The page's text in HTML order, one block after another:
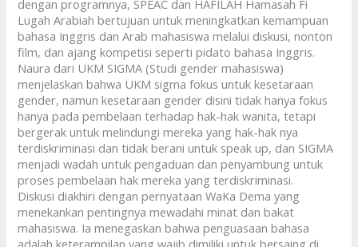
dengan programnya, SPEAC dan HAFILAH Hamasah Fi
Lugah Arabiah bertujuan untuk meningkatkan kemampuan
bahasa Inggris dan Arab mahasiswa melalui diskusi, nonton
film, dan ajang kompetisi seperti pidato bahasa Inggris.
Naura dari UKM SIGMA (Studi gender mahasiswa)
menjelaskan bahwa UKM sigma fokus untuk kesetaraan
gender, namun kesetaraan gender disini tidak hanya fokus
hanya pada pembelaan terhadap hak-hak wanita, tetapi
bergerak untuk melindungi mereka yang hak-hak nya
terdiskriminasi dan tidak berani untuk speak up, dan SIGMA
menjadi wadah untuk pengaduan dan penyambung untuk
proses pembelaan hak mereka yang terdiskriminasi.
Diskusi diakhiri dengan pernyataan WaKa Dema yang
menekankan pentingnya mewadahi minat dan bakat
mahasiswa. Ia menegaskan bahwa penguasaan bahasa